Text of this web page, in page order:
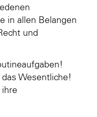
in allen Belangen
und
Wesentliche!
ihre